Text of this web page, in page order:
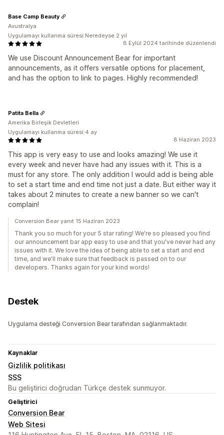
8 Eylül 2024 tarihinde düzenlendi
We use Discount Announcement Bear for important
announcements, as it offers versatile options for placement,
and has the option to link to pages. Highly recommended!
Base Camp Beauty
Avustralya
Uygulamayı kullanma süresi:Neredeyse 2 yıl
8 Haziran 2023
This app is very easy to use and looks amazing! We use it
every week and never have had any issues with it. This is a
must for any store. The only addition I would add is being able
to set a start time and end time not just a date. But either way it
takes about 2 minutes to create a new banner so we can't
complain!
Patita Bella
Amerika Birleşik Devletleri
Uygulamayı kullanma süresi:4 ay
Conversion Bear yanıt 15 Haziran 2023
Thank you so much for your 5 star rating! We're so pleased you find
our announcement bar app easy to use and that you've never had any
issues with it. We love the idea of being able to set a start and end
time, and we'll make sure that feedback is passed on to our
developers. Thanks again for your kind words!
Destek
Uygulama desteği Conversion Bear tarafından sağlanmaktadır.
Kaynaklar
Gizlilik politikası
SSS
Bu geliştirici doğrudan Türkçe destek sunmuyor.
Geliştirici
Conversion Bear
Web Sitesi